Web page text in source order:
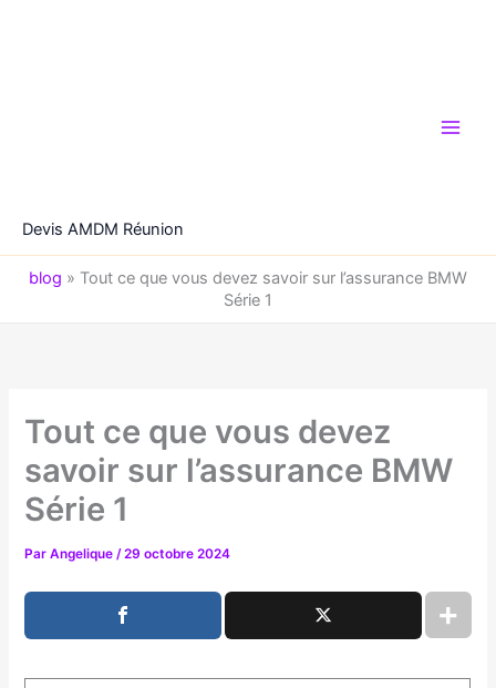
Devis AMDM Réunion
blog » Tout ce que vous devez savoir sur l’assurance BMW
Série 1
Tout ce que vous devez
savoir sur l’assurance BMW
Série 1
ParAngelique/29 octobre 2024